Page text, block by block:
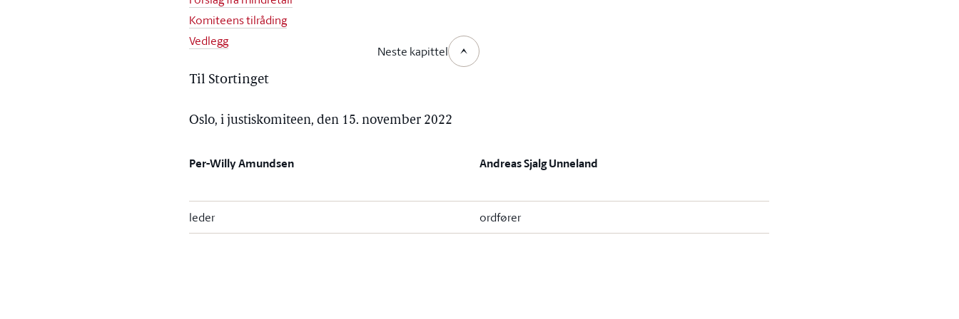
Komiteens tilråding
Vedlegg
Neste kapittel
Til Stortinget
Oslo, i justiskomiteen, den 15. november 2022
Per-Willy Amundsen Andreas Sjalg Unneland
leder ordfører